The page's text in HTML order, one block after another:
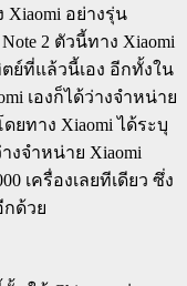
Xiaomi อย่างรุ่น
2 ตัวนี้ทาง Xiaomi
ย์ที่แล้วนี้เอง อีกทั้งใน
เองก็ได้ว่างจำหน่าย
ดยทาง Xiaomi ได้ระบุ
งจำหน่าย Xiaomi
เครื่องเลยทีเดียว ซึ่ง
กด้วย